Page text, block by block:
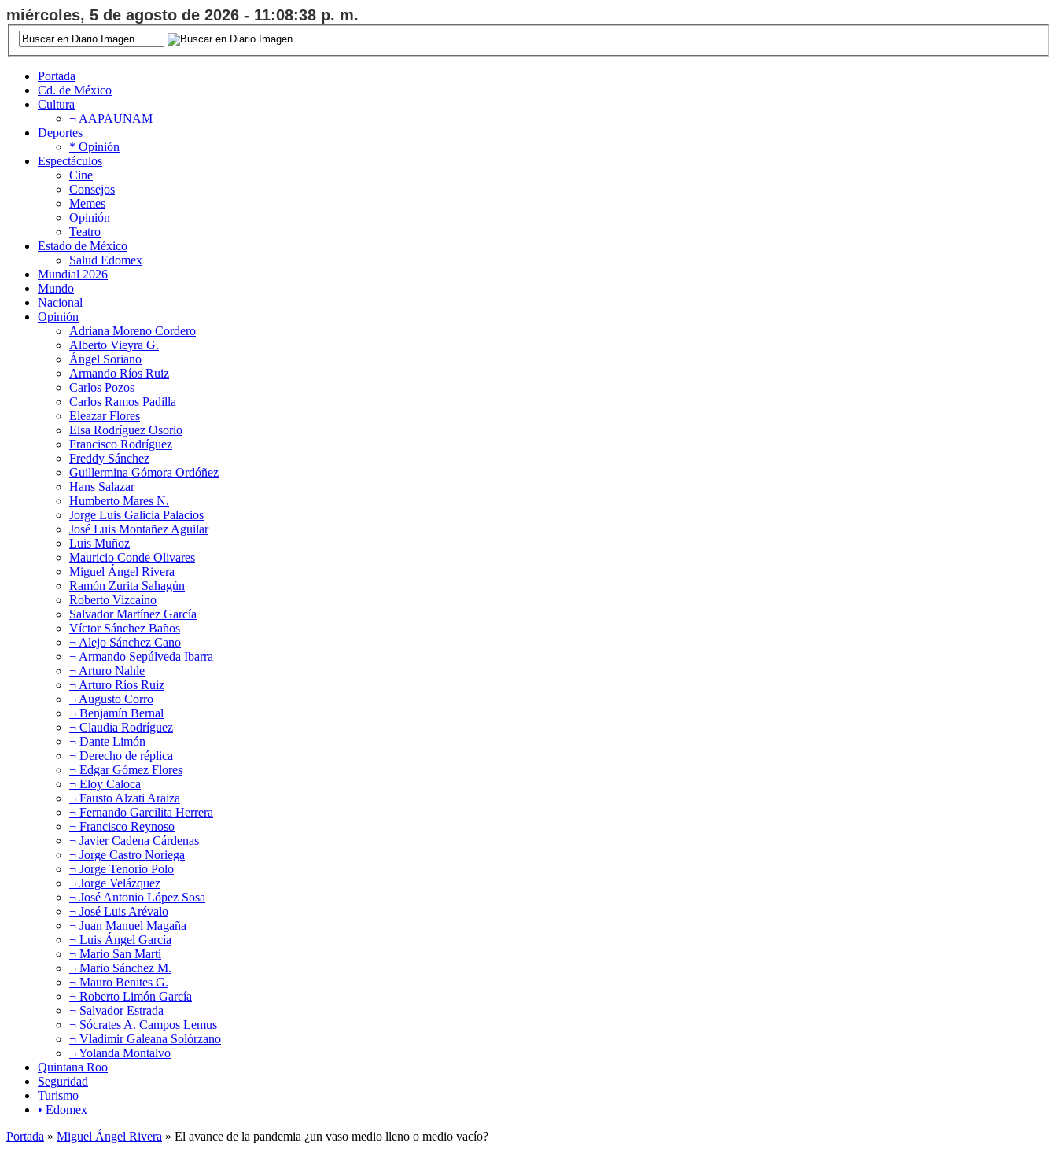
miércoles, 5 de agosto de 2026 - 11:08:39 p. m.
Portada
Cd. de México
Cultura
¬ AAPAUNAM
Deportes
* Opinión
Espectáculos
Cine
Consejos
Memes
Opinión
Teatro
Estado de México
Salud Edomex
Mundial 2026
Mundo
Nacional
Opinión
Adriana Moreno Cordero
Alberto Vieyra G.
Ángel Soriano
Armando Ríos Ruiz
Carlos Pozos
Carlos Ramos Padilla
Eleazar Flores
Elsa Rodríguez Osorio
Francisco Rodríguez
Freddy Sánchez
Guillermina Gómora Ordóñez
Hans Salazar
Humberto Mares N.
Jorge Luis Galicia Palacios
José Luis Montañez Aguilar
Luis Muñoz
Mauricio Conde Olivares
Miguel Ángel Rivera
Ramón Zurita Sahagún
Roberto Vizcaíno
Salvador Martínez García
Víctor Sánchez Baños
¬ Alejo Sánchez Cano
¬ Armando Sepúlveda Ibarra
¬ Arturo Nahle
¬ Arturo Ríos Ruiz
¬ Augusto Corro
¬ Benjamín Bernal
¬ Claudia Rodríguez
¬ Dante Limón
¬ Derecho de réplica
¬ Edgar Gómez Flores
¬ Eloy Caloca
¬ Fausto Alzati Araiza
¬ Fernando Garcilita Herrera
¬ Francisco Reynoso
¬ Javier Cadena Cárdenas
¬ Jorge Castro Noriega
¬ Jorge Tenorio Polo
¬ Jorge Velázquez
¬ José Antonio López Sosa
¬ José Luis Arévalo
¬ Juan Manuel Magaña
¬ Luis Ángel García
¬ Mario San Martí
¬ Mario Sánchez M.
¬ Mauro Benites G.
¬ Roberto Limón García
¬ Salvador Estrada
¬ Sócrates A. Campos Lemus
¬ Vladimir Galeana Solórzano
¬ Yolanda Montalvo
Quintana Roo
Seguridad
Turismo
• Edomex
Portada » Miguel Ángel Rivera » El avance de la pandemia ¿un vaso medio lleno o medio vacío?